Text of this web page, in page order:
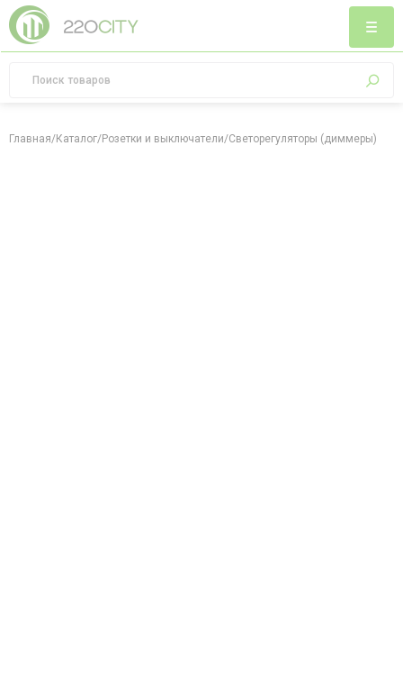
Главная/Каталог/Розетки и выключатели/Светорегуляторы (диммеры)